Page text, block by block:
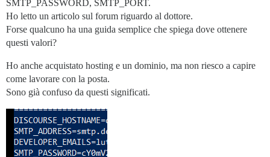
SMTP_PASSWORD, SMTP_PORT.
Ho letto un articolo sul forum riguardo al dottore.
Forse qualcuno ha una guida semplice che spiega dove ottenere
questi valori?
Ho anche acquistato hosting e un dominio, ma non riesco a capire
come lavorare con la posta.
Sono già confuso da questi significati.